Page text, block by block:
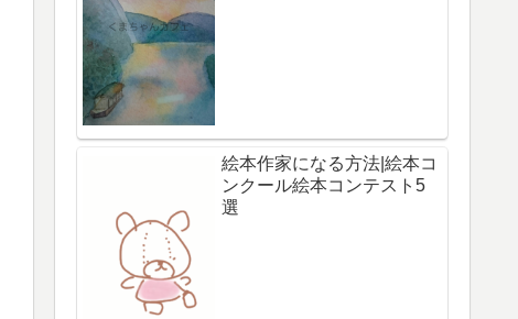
絵本作家になる方法|絵本コ
ンクール絵本コンテスト5
選